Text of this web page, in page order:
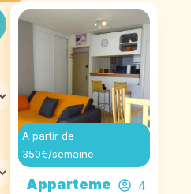
A partir de
350€/semaine
Apparteme
4